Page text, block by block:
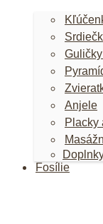
Anjele
Placky
Fosílie